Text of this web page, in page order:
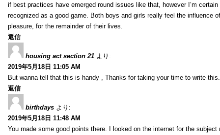
if best practices have emerged round issues like that, however I’m
recognized as a good game. Both boys and girls really feel the influence
pleasure, for the remainder of their lives.
返信
housing act section 21 より:
2019年5月18日 11:05 AM
But wanna tell that this is handy , Thanks for taking your time to write this.
返信
birthdays より:
2019年5月18日 11:48 AM
You made some good points there. I looked on the internet for the subject